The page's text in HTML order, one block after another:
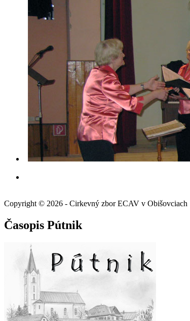
Copyright © 2026 - Cirkevný zbor ECAV v Obišovciach
Časopis Pútnik